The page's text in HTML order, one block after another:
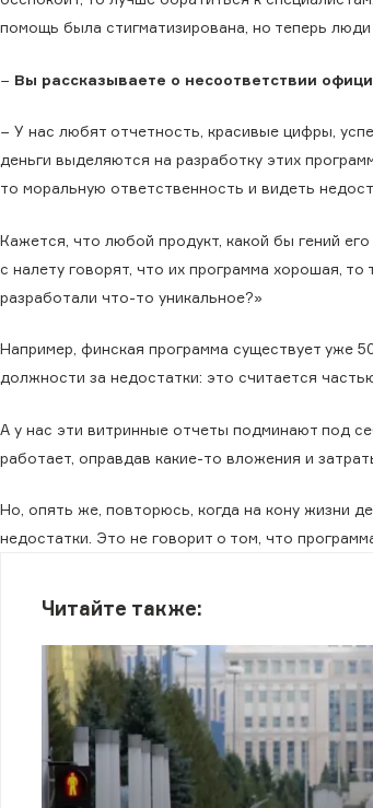
помощь была стигматизирована, но теперь
− Вы рассказываете о несоответствии
− У нас любят отчетность, красивые цифры,
деньги выделяются на разработку этих
то моральную ответственность и видеть
Кажется, что любой продукт, какой бы гений
с налету говорят, что их программа хорошая,
разработали что-то уникальное?»
Например, финская программа существует уже
должности за недостатки: это считается
А у нас эти витринные отчеты подминают под
работает, оправдав какие-то вложения и
Но, опять же, повторюсь, когда на кону жизни
недостатки. Это не говорит о том, что
Читайте также: